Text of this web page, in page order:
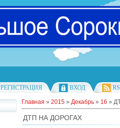
РЕГИСТРАЦИЯ ВХОД
Главная » 2015 » Декабрь » 16 »
ДТП НА ДОРОГАХ